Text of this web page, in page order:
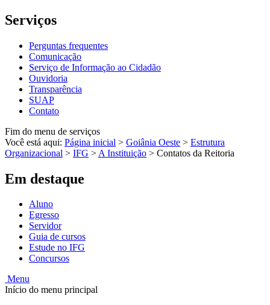
Serviços
Perguntas frequentes
Comunicação
Serviço de Informação ao Cidadão
Ouvidoria
Transparência
SUAP
Contato
Fim do menu de serviços
Você está aqui: Página inicial > Goiânia Oeste > Estrutura
Organizacional > IFG > A Instituição > Contatos da Reitoria
Em destaque
Aluno
Egresso
Servidor
Guia de cursos
Estude no IFG
Concursos
Menu
Início do menu principal